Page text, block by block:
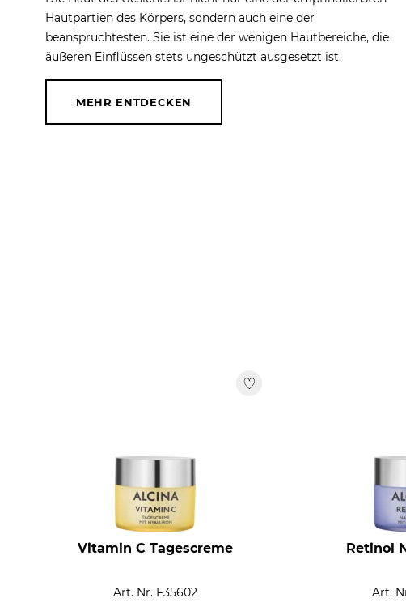
Hautpartien des Körpers, sondern auch eine der
beanspruchtesten. Sie ist eine der wenigen Hautbereiche, die
äußeren Einflüssen stets ungeschützt ausgesetzt ist.
MEHR ENTDECKEN
Vitamin C Tagescreme
Art. Nr. F35602
Retinol
Art.